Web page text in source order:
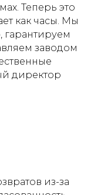
Теперь это
как часы. Мы
заводом
директор
из-за